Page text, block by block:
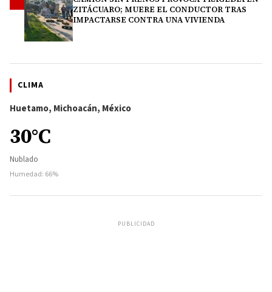
ZITÁCUARO; MUERE EL CONDUCTOR TRAS
IMPACTARSE CONTRA UNA VIVIENDA
CLIMA
Huetamo, Michoacán, México
30°C
Nublado
Humedad: 66%
PUBLICIDAD